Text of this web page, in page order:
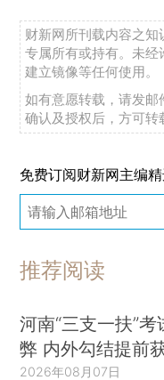
财新网所刊载内容之
专属所有或持有。未经
建立镜像等任何使用。
如有意愿转载，请发邮
确认及授权后，方可转
免费订阅财新网主编
推荐阅读
河南“三支一扶”
弊 内外勾结提前
2026年08月07日